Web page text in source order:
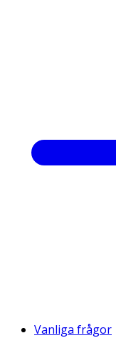
Vanliga frågor